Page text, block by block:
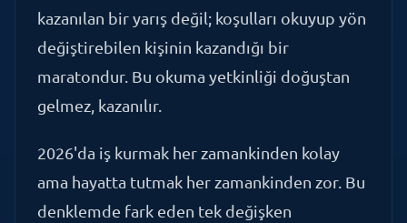
değiştirebilen kişinin kazandığı bir
maratondur. Bu okuma yetkinliği doğuştan
gelmez, kazanılır.
2026'da iş kurmak her zamankinden kolay
ama hayatta tutmak her zamankinden zor. Bu
denklemde fark eden tek değişken
kurucunun donanımıdır. METADER